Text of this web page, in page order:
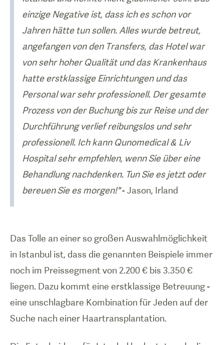
einzige Negative ist, dass ich es schon vor
Jahren hätte tun sollen. Alles wurde betreut,
angefangen von den Transfers, das Hotel war
von sehr hoher Qualität und das Krankenhaus
hatte erstklassige Einrichtungen und das
Personal war sehr professionell. Der gesamte
Prozess von der Buchung bis zur Reise und der
Durchführung verlief reibungslos und sehr
professionell. Ich kann Qunomedical & Liv
Hospital sehr empfehlen, wenn Sie über eine
Behandlung nachdenken. Tun Sie es jetzt oder
bereuen Sie es morgen!"- Jason, Irland
Das Tolle an einer so großen Auswahlmöglichkeit
in Istanbul ist, dass die genannten Beispiele immer
noch im Preissegment von 2.200 € bis 3.350 €
liegen. Dazu kommt eine erstklassige Betreuung -
eine unschlagbare Kombination für Jeden auf der
Suche nach einer Haartransplantation.